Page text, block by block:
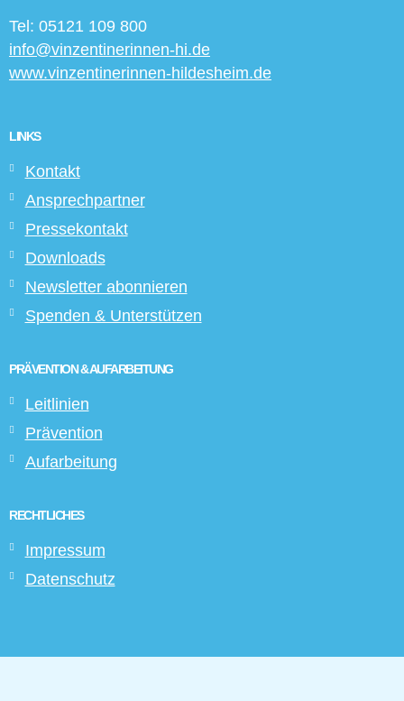
Tel: 05121 109 800
info@vinzentinerinnen-hi.de
www.vinzentinerinnen-hildesheim.de
LINKS
Kontakt
Ansprechpartner
Pressekontakt
Downloads
Newsletter abonnieren
Spenden & Unterstützen
PRÄVENTION & AUFARBEITUNG
Leitlinien
Prävention
Aufarbeitung
RECHTLICHES
Impressum
Datenschutz